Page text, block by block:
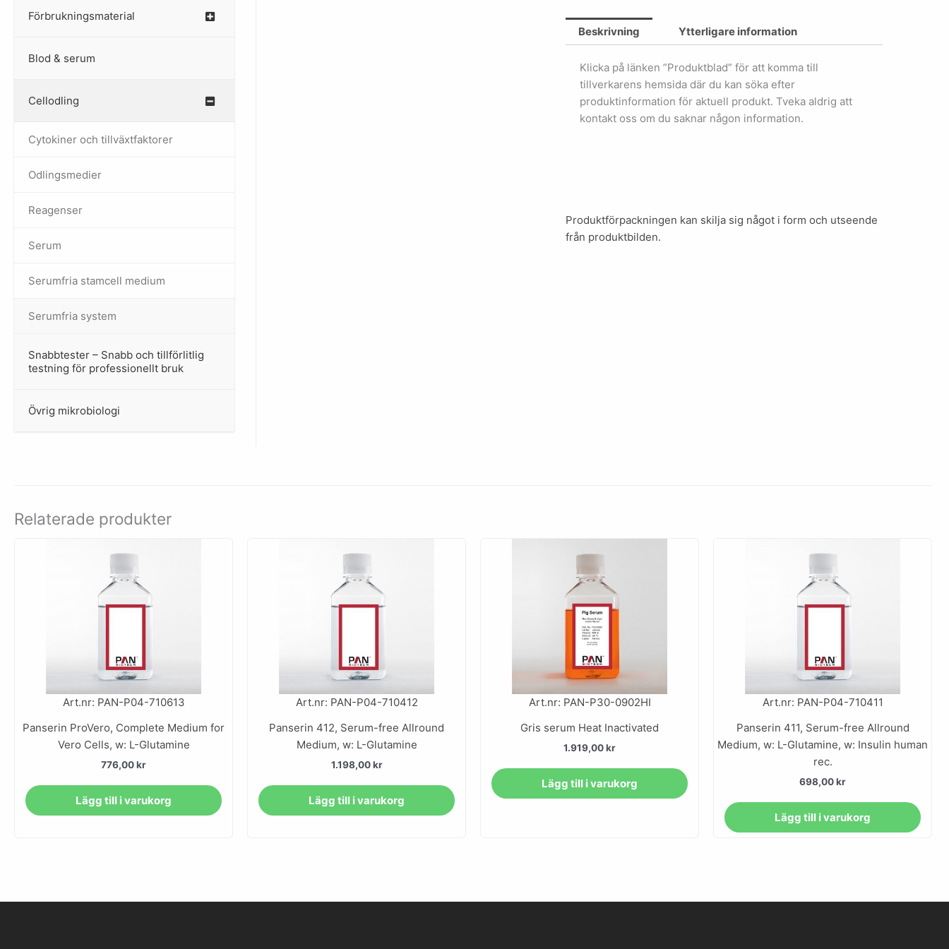
Förbrukningsmaterial
Blod & serum
Cellodling
–
Cytokiner och tillväxtfaktorer
Odlingsmedier
Reagenser
Serum
Serumfria stamcell medium
Serumfria system
Snabbtester – Snabb och tillförlitlig
testning för professionellt bruk
–
Övrig mikrobiologi
–
Beskrivning Ytterligare information
Klicka på länken ”Produktblad” för att komma till
tillverkarens hemsida där du kan söka efter
produktinformation för aktuell produkt. Tveka aldrig att
kontakt oss om du saknar någon information.
Produktförpackningen kan skilja sig något i form och utseende
från produktbilden.
Relaterade produkter
Art.nr: PAN-P04-710613
Panserin ProVero, Complete Medium for
Vero Cells, w: L-Glutamine
776,00kr
Lägg till i varukorg
Art.nr: PAN-P04-710412
Panserin 412, Serum-free Allround
Medium, w: L-Glutamine
1.198,00kr
Lägg till i varukorg
Art.nr: PAN-P30-0902HI
Gris serum Heat Inactivated
1.919,00kr
Lägg till i varukorg
Art.nr: PAN-P04-710411
Panserin 411, Serum-free Allround
Medium, w: L-Glutamine, w: Insulin human
rec.
698,00kr
Lägg till i varukorg